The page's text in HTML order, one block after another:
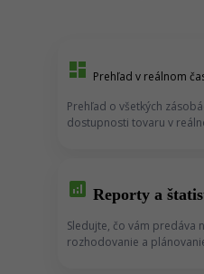
dashboard Prehľad v reálnom
Prehľad o všetkých
dostupnosti tovaru v
analytics Reporty a
Sledujte, čo vám predáva
rozhodovanie a